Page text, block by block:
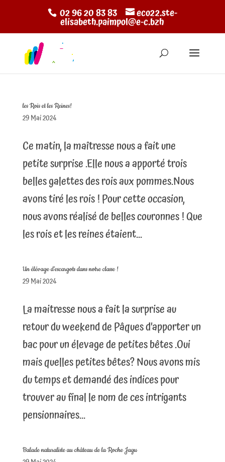
02 96 20 83 83 eco22.ste-
elisabeth.paimpol@e-c.bzh
les Rois et les Reines!
29 Mai 2024
Ce matin, la maîtresse nous a fait une
petite surprise .Elle nous a apporté trois
belles galettes des rois aux pommes.Nous
avons tiré les rois ! Pour cette occasion,
nous avons réalisé de belles couronnes ! Que
les rois et les reines étaient...
Un élévage d’escargots dans notre classe !
29 Mai 2024
La maitresse nous a fait la surprise au
retour du weekend de Pâques d’apporter un
bac pour un élevage de petites bêtes .Oui
mais quelles petites bêtes? Nous avons mis
du temps et demandé des indices pour
trouver au final le nom de ces intrigants
pensionnaires...
Balade naturaliste au château de la Roche Jagu